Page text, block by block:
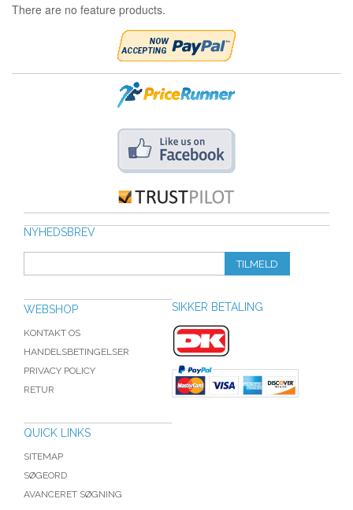
There are no feature products.
NYHEDSBREV
TILMELD
WEBSHOP
KONTAKT OS
HANDELSBETINGELSER
PRIVACY POLICY
RETUR
QUICK LINKS
SITEMAP
SØGEORD
AVANCERET SØGNING
SIKKER BETALING